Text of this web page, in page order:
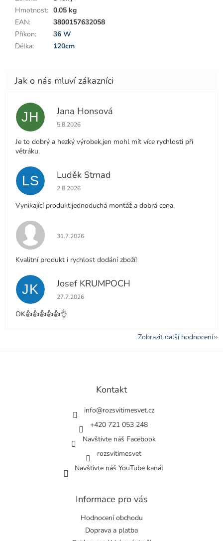
Hmotnost: 0.05 kg
EAN:
3800157632058
Příkon:
36 W
Délka: 120cm
JH Jana Honsová
Hodnocení obchodu je 5 z 5 hvězdiček.
5.8.2026
Je to dobrý a hezký výrobek,jen mohl mít více rychlosti při
větráku.
LS Luděk Strnad
Hodnocení obchodu je 5 z 5 hvězdiček.
2.8.2026
Vynikající produkt,jednoduchá montáž a dobrá cena.
Hodnocení obchodu je 5 z 5 hvězdiček.
31.7.2026
Kvalitní produkt i rychlost dodání zboží!
JK Josef KRUMPOCH
Hodnocení obchodu je 5 z 5 hvězdiček.
27.7.2026
OK👍👍👍👍👍👌
Zobrazit další hodnocení
Z
Kontakt
info@rozsvitimesvet.cz
+420 721 053 248
Navštivte náš Facebook
rozsvitimesvet
Navštivte náš YouTube kanál
Informace pro vás
Hodnocení obchodu
Doprava a platba